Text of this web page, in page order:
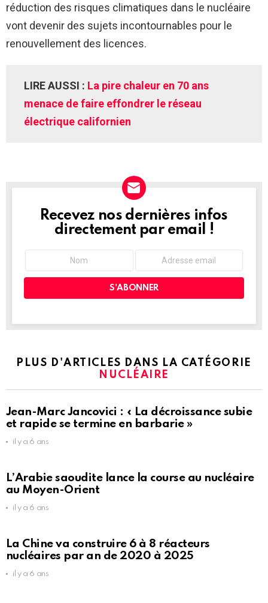
réduction des risques climatiques dans le nucléaire
vont devenir des sujets incontournables pour le
renouvellement des licences.
LIRE AUSSI : La pire chaleur en 70 ans
menace de faire effondrer le réseau
électrique californien
NEWSLETTER
Recevez nos dernières infos
directement par email !
PLUS D'ARTICLES DANS LA CATÉGORIE
NUCLÉAIRE
Jean-Marc Jancovici : « La décroissance subie
et rapide se termine en barbarie »
il y a 6 ans
L’Arabie saoudite lance la course au nucléaire
au Moyen-Orient
il y a 6 ans
La Chine va construire 6 à 8 réacteurs
nucléaires par an de 2020 à 2025
il y a 6 ans